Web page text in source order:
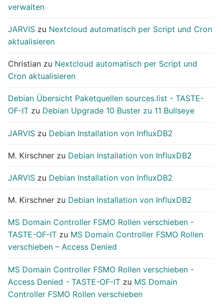
verwalten
JARVIS zu Nextcloud automatisch per Script und Cron
aktualisieren
Christian zu Nextcloud automatisch per Script und
Cron aktualisieren
Debian Übersicht Paketquellen sources.list - TASTE-
OF-IT zu Debian Upgrade 10 Buster zu 11 Bullseye
JARVIS zu Debian Installation von InfluxDB2
M. Kirschner zu Debian Installation von InfluxDB2
JARVIS zu Debian Installation von InfluxDB2
M. Kirschner zu Debian Installation von InfluxDB2
MS Domain Controller FSMO Rollen verschieben -
TASTE-OF-IT zu MS Domain Controller FSMO Rollen
verschieben – Access Denied
MS Domain Controller FSMO Rollen verschieben -
Access Denied - TASTE-OF-IT zu MS Domain
Controller FSMO Rollen verschieben